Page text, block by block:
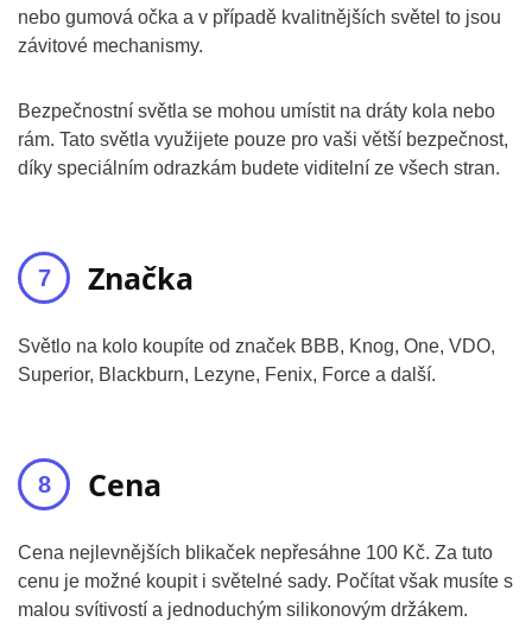
nebo gumová očka a v případě kvalitnějších světel to jsou
závitové mechanismy.
Bezpečnostní světla se mohou umístit na dráty kola nebo
rám. Tato světla využijete pouze pro vaši větší bezpečnost,
díky speciálním odrazkám budete viditelní ze všech stran.
Značka
Světlo na kolo koupíte od značek BBB, Knog, One, VDO,
Superior, Blackburn, Lezyne, Fenix, Force a další.
Cena
Cena nejlevnějších blikaček nepřesáhne 100 Kč. Za tuto
cenu je možné koupit i světelné sady. Počítat však musíte s
malou svítivostí a jednoduchým silikonovým držákem.